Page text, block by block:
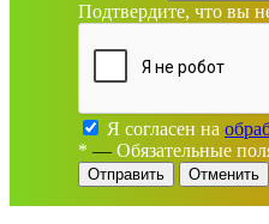
Подтвердите, что вы
Я согласен на
* — Обязательные
Отменить